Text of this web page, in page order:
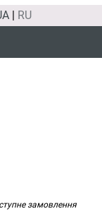
| RU
замовлення